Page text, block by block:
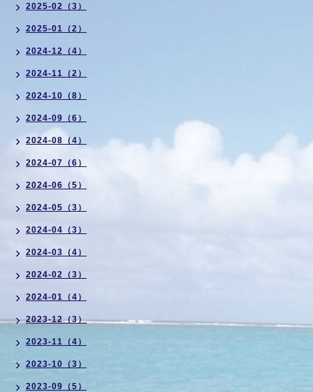
2025-02（3）
2025-01（2）
2024-12（4）
2024-11（2）
2024-10（8）
2024-09（6）
2024-08（4）
2024-07（6）
2024-06（5）
2024-05（3）
2024-04（3）
2024-03（4）
2024-02（3）
2024-01（4）
2023-12（3）
2023-11（4）
2023-10（3）
2023-09（5）